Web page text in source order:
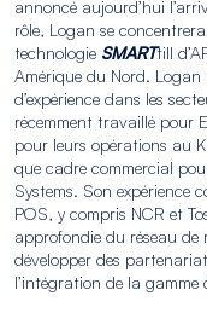
annoncé aujourd’hui
rôle, Logan se
technologie SMARTtill
Amérique du Nord. Logan
d’expérience dans les
récemment travaillé pour
pour leurs opérations au
que cadre commercial
Systems. Son expérience
POS, y compris NCR et
approfondie du réseau
développer des
l’intégration de la gamme